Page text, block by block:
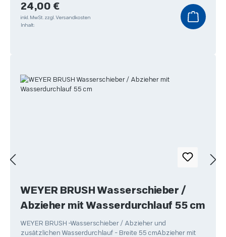
Regulärer Preis:
24,00 €
inkl. MwSt. zzgl. Versandkosten
Inhalt:
WEYER BRUSH Wasserschieber /
Abzieher mit Wasserdurchlauf 55 cm
WEYER BRUSH -Wasserschieber / Abzieher und
zusätzlichen Wasserdurchlauf - Breite 55 cmAbzieher mit